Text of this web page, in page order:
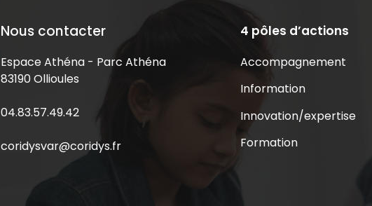
Nous contacter
Espace Athéna - Parc Athéna
83190 Ollioules
04.83.57.49.42
coridysvar@coridys.fr
4 pôles d’actions
Accompagnement
Information
Innovation/expertise
Formation